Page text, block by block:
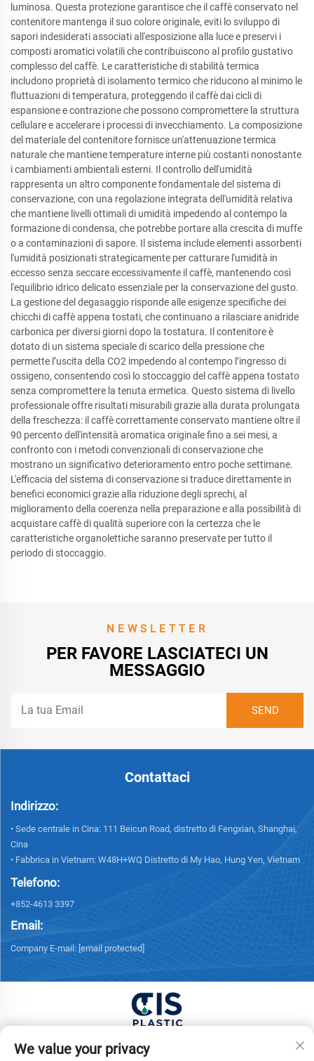
luminosa. Questa protezione garantisce che il caffè conservato nel
contenitore mantenga il suo colore originale, eviti lo sviluppo di
sapori indesiderati associati all'esposizione alla luce e preservi i
composti aromatici volatili che contribuiscono al profilo gustativo
complesso del caffè. Le caratteristiche di stabilità termica
includono proprietà di isolamento termico che riducono al minimo le
fluttuazioni di temperatura, proteggendo il caffè dai cicli di
espansione e contrazione che possono compromettere la struttura
cellulare e accelerare i processi di invecchiamento. La composizione
del materiale del contenitore fornisce un'attenuazione termica
naturale che mantiene temperature interne più costanti nonostante
i cambiamenti ambientali esterni. Il controllo dell'umidità
rappresenta un altro componente fondamentale del sistema di
conservazione, con una regolazione integrata dell'umidità relativa
che mantiene livelli ottimali di umidità impedendo al contempo la
formazione di condensa, che potrebbe portare alla crescita di muffe
o a contaminazioni di sapore. Il sistema include elementi assorbenti
l'umidità posizionati strategicamente per catturare l'umidità in
eccesso senza seccare eccessivamente il caffè, mantenendo così
l'equilibrio idrico delicato essenziale per la conservazione del gusto.
La gestione del degasaggio risponde alle esigenze specifiche dei
chicchi di caffè appena tostati, che continuano a rilasciare anidride
carbonica per diversi giorni dopo la tostatura. Il contenitore è
dotato di un sistema speciale di scarico della pressione che
permette l’uscita della CO2 impedendo al contempo l’ingresso di
ossigeno, consentendo così lo stoccaggio del caffè appena tostato
senza compromettere la tenuta ermetica. Questo sistema di livello
professionale offre risultati misurabili grazie alla durata prolungata
della freschezza: il caffè correttamente conservato mantiene oltre il
90 percento dell'intensità aromatica originale fino a sei mesi, a
confronto con i metodi convenzionali di conservazione che
mostrano un significativo deterioramento entro poche settimane.
L'efficacia del sistema di conservazione si traduce direttamente in
benefici economici grazie alla riduzione degli sprechi, al
miglioramento della coerenza nella preparazione e alla possibilità di
acquistare caffè di qualità superiore con la certezza che le
caratteristiche organolettiche saranno preservate per tutto il
periodo di stoccaggio.
NEWSLETTER
PER FAVORE LASCIATECI UN
MESSAGGIO
Contattaci
Indirizzo:
• Sede centrale in Cina: 111 Beicun Road, distretto di Fengxian, Shanghai,
Cina
• Fabbrica in Vietnam: W48H+WQ Distretto di My Hao, Hung Yen, Vietnam
Telefono:
+852-4613 3397
Email:
Company E-mail: [email protected]
Copyright © 2025 China XUONG HOANG TRADING
COMPANY LIMITED Tutti i diritti riservati. -
We value your privacy